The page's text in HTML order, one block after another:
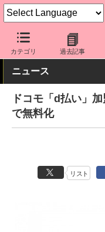
カテゴリ 過去記事
ケータイ Watch アプリ
ニュース
ドコモ「d払い」
で無料化
リスト